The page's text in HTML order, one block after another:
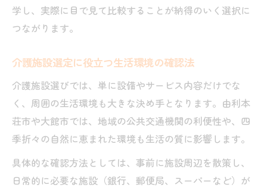
学し、実際に目で見て比較することが納得のいく選択に
つながります。
介護施設選定に役立つ生活環境の確認法
介護施設選びでは、単に設備やサービス内容だけでな
く、周囲の生活環境も大きな決め手となります。由利本
荘市や大館市では、地域の公共交通機関の利便性や、四
季折々の自然に恵まれた環境も生活の質に影響します。
具体的な確認方法としては、事前に施設周辺を散策し、
日常的に必要な施設（銀行、郵便局、スーパーなど）が